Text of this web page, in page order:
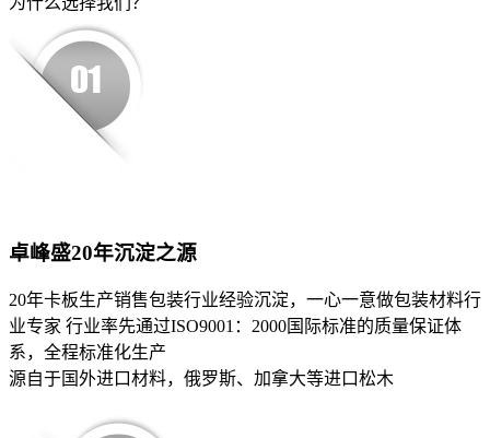
卓峰盛20年沉淀之源
20年卡板生产销售包装行业经验沉淀，一心一意做包装材料行
业专家 行业率先通过ISO9001：2000国际标准的质量保证体
系，全程标准化生产
源自于国外进口材料，俄罗斯、加拿大等进口松木